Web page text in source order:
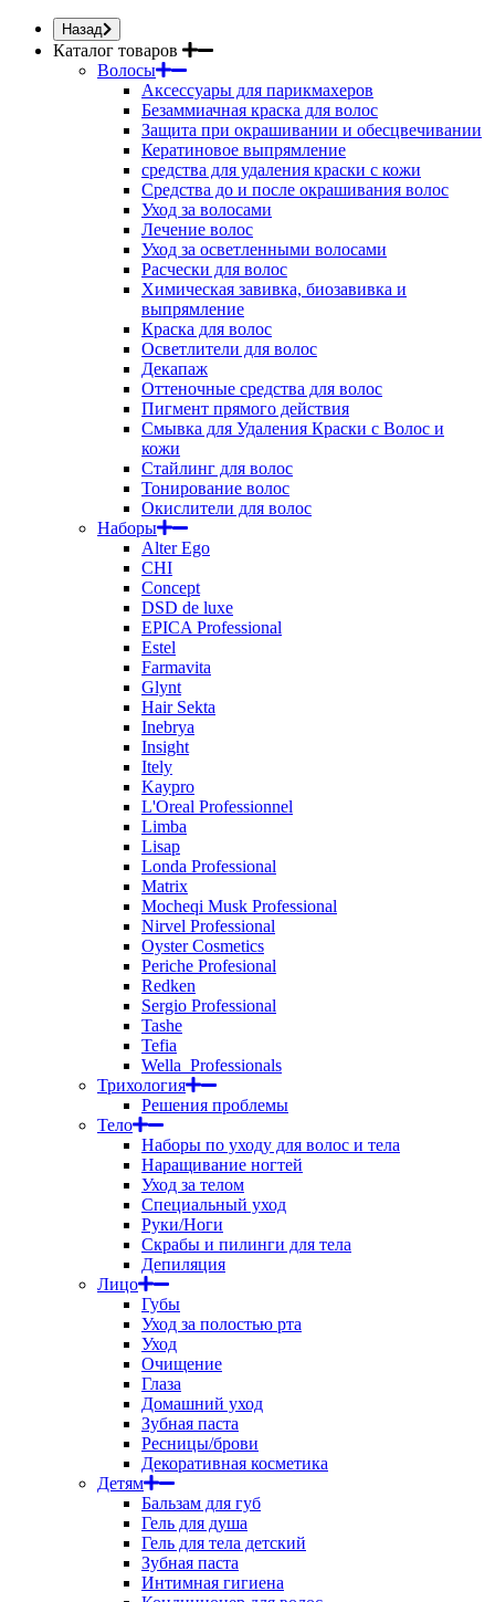
Назад
Каталог товаров
Волосы
Аксессуары для парикмахеров
Безаммиачная краска для волос
Защита при окрашивании и обесцвечивании
Кератиновое выпрямление
средства для удаления краски с кожи
Средства до и после окрашивания волос
Уход за волосами
Лечение волос
Уход за осветленными волосами
Расчески для волос
Химическая завивка, биозавивка и
выпрямление
Краска для волос
Осветлители для волос
Декапаж
Оттеночные средства для волос
Пигмент прямого действия
Смывка для Удаления Краски с Волос и
кожи
Стайлинг для волос
Тонирование волос
Окислители для волос
Наборы
Alter Ego
CHI
Concept
DSD de luxe
EPICA Professional
Estel
Farmavita
Glynt
Hair Sekta
Inebrya
Insight
Itely
Kaypro
L'Oreal Professionnel
Limba
Lisap
Londa Professional
Matrix
Mocheqi Musk Professional
Nirvel Professional
Oyster Cosmetics
Periche Profesional
Redken
Sergio Professional
Tashe
Tefia
Wella_Professionals
Трихология
Решения проблемы
Тело
Наборы по уходу для волос и тела
Наращивание ногтей
Уход за телом
Специальный уход
Руки/Ноги
Скрабы и пилинги для тела
Депиляция
Лицо
Губы
Уход за полостью рта
Уход
Очищение
Глаза
Домашний уход
Зубная паста
Ресницы/брови
Декоративная косметика
Детям
Бальзам для губ
Гель для душа
Гель для тела детский
Зубная паста
Интимная гигиена